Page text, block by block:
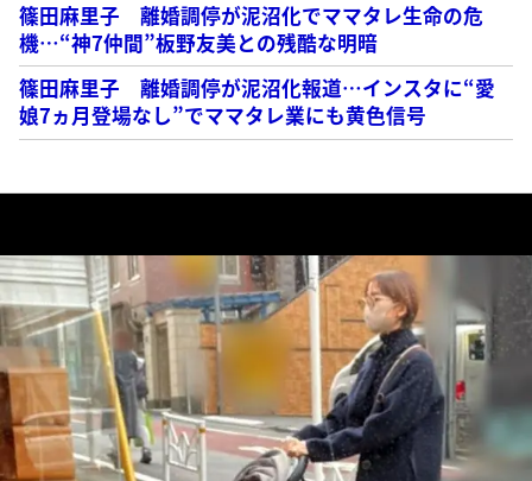
篠田麻里子 離婚調停が泥沼化でママタレ生命の危
機…“神7仲間”板野友美との残酷な明暗
篠田麻里子 離婚調停が泥沼化報道…インスタに“愛
娘7ヵ月登場なし”でママタレ業にも黄色信号